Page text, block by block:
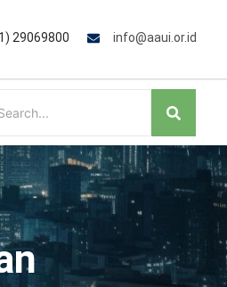
29069800 info@aaui.or.id